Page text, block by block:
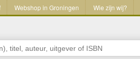
Webshop in Groningen Wie zijn wij?